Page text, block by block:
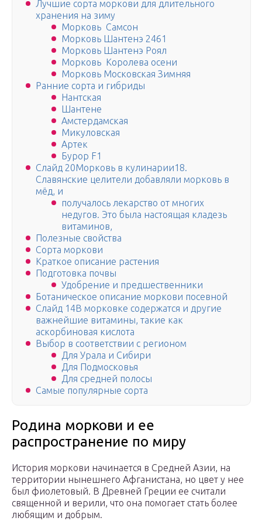
Лучшие сорта моркови для длительного
хранения на зиму
Морковь Самсон
Морковь Шантенэ 2461
Морковь Шантенэ Роял
Морковь Королева осени
Морковь Московская Зимняя
Ранние сорта и гибриды
Нантская
Шантене
Амстердамская
Микуловская
Артек
Бурор F1
Слайд 20Морковь в кулинарии18.
Славянские целители добавляли морковь в
мёд, и
получалось лекарство от многих
недугов. Это была настоящая кладезь
витаминов,
Полезные свойства
Сорта моркови
Краткое описание растения
Подготовка почвы
Удобрение и предшественники
Ботаническое описание моркови посевной
Слайд 14В морковке содержатся и другие
важнейшие витамины, такие как
аскорбиновая кислота
Выбор в соответствии с регионом
Для Урала и Сибири
Для Подмосковья
Для средней полосы
Самые популярные сорта
Родина моркови и ее
распространение по миру
История моркови начинается в Средней Азии, на
территории нынешнего Афганистана, но цвет у нее
был фиолетовый. В Древней Греции ее считали
священной и верили, что она помогает стать более
любящим и добрым.